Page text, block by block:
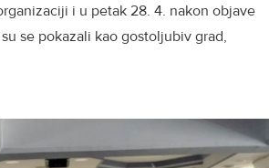
i u petak 28. 4. nakon objave
se pokazali kao gostoljubiv grad,